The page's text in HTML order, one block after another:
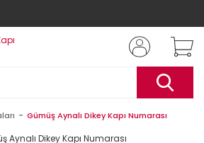
Gümüş Aynalı Dikey Kapı Numarası